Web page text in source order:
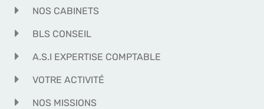
NOS CABINETS
BLS CONSEIL
A.S.I EXPERTISE COMPTABLE
VOTRE ACTIVITÉ
NOS MISSIONS